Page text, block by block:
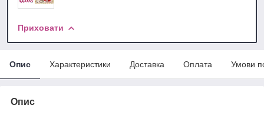
Приховати
Опис Характеристики Доставка Оплата Умови
Опис